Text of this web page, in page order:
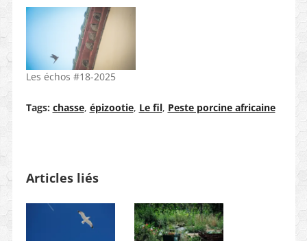
Les échos #18-2025
Tags: chasse, épizootie, Le fil, Peste porcine africaine
Articles liés